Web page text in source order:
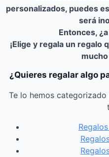
personalizados, puedes
será
Entonces,
¡Elige y regala un regalo
¿Quieres regalar algo
Te lo hemos